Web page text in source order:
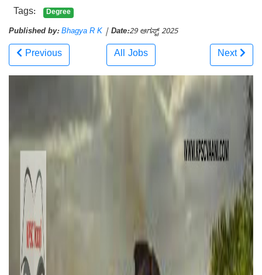
Tags: Degree
Published by: Bhagya R K | Date:29 ಆಗಸ್ಟ್ 2025
Previous All Jobs Next